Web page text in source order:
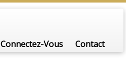
Connectez-Vous Contact